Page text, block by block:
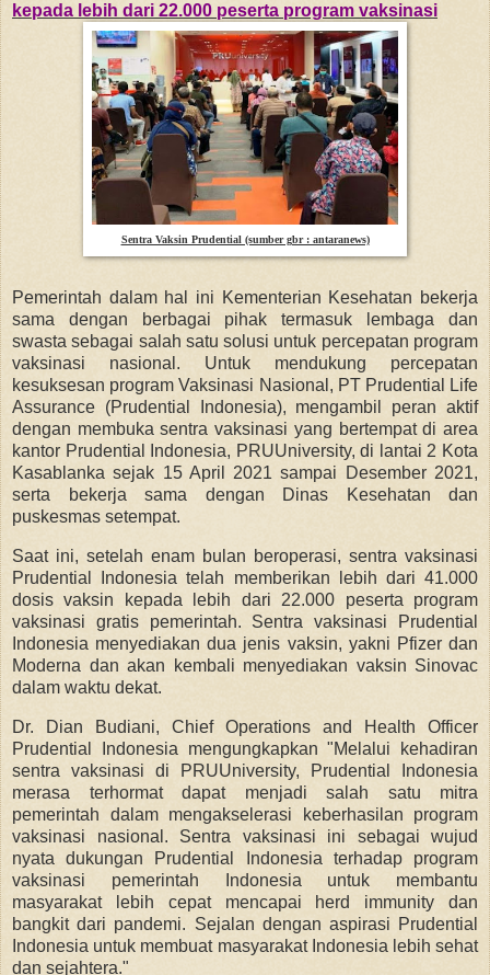
kepada lebih dari 22.000 peserta program vaksinasi
Sentra Vaksin Prudential (sumber gbr : antaranews)
Pemerintah dalam hal ini Kementerian Kesehatan bekerja
sama dengan berbagai pihak termasuk lembaga dan
swasta sebagai salah satu solusi untuk percepatan program
vaksinasi nasional. Untuk mendukung percepatan
kesuksesan program Vaksinasi Nasional, PT Prudential Life
Assurance (Prudential Indonesia), mengambil peran aktif
dengan membuka sentra vaksinasi yang bertempat di area
kantor Prudential Indonesia, PRUUniversity, di lantai 2 Kota
Kasablanka sejak 15 April 2021 sampai Desember 2021,
serta bekerja sama dengan Dinas Kesehatan dan
puskesmas setempat.
Saat ini, setelah enam bulan beroperasi, sentra vaksinasi
Prudential Indonesia telah memberikan lebih dari 41.000
dosis vaksin kepada lebih dari 22.000 peserta program
vaksinasi gratis pemerintah. Sentra vaksinasi Prudential
Indonesia menyediakan dua jenis vaksin, yakni Pfizer dan
Moderna dan akan kembali menyediakan vaksin Sinovac
dalam waktu dekat.
Dr. Dian Budiani, Chief Operations and Health Officer
Prudential Indonesia mengungkapkan "Melalui kehadiran
sentra vaksinasi di PRUUniversity, Prudential Indonesia
merasa terhormat dapat menjadi salah satu mitra
pemerintah dalam mengakselerasi keberhasilan program
vaksinasi nasional. Sentra vaksinasi ini sebagai wujud
nyata dukungan Prudential Indonesia terhadap program
vaksinasi pemerintah Indonesia untuk membantu
masyarakat lebih cepat mencapai herd immunity dan
bangkit dari pandemi. Sejalan dengan aspirasi Prudential
Indonesia untuk membuat masyarakat Indonesia lebih sehat
dan sejahtera."